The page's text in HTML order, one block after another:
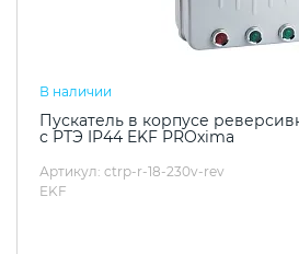
В наличии
Пускатель в корпусе
с РТЭ IP44 EKF PROxima
Артикул: ctrp-r-18-230v-rev
EKF